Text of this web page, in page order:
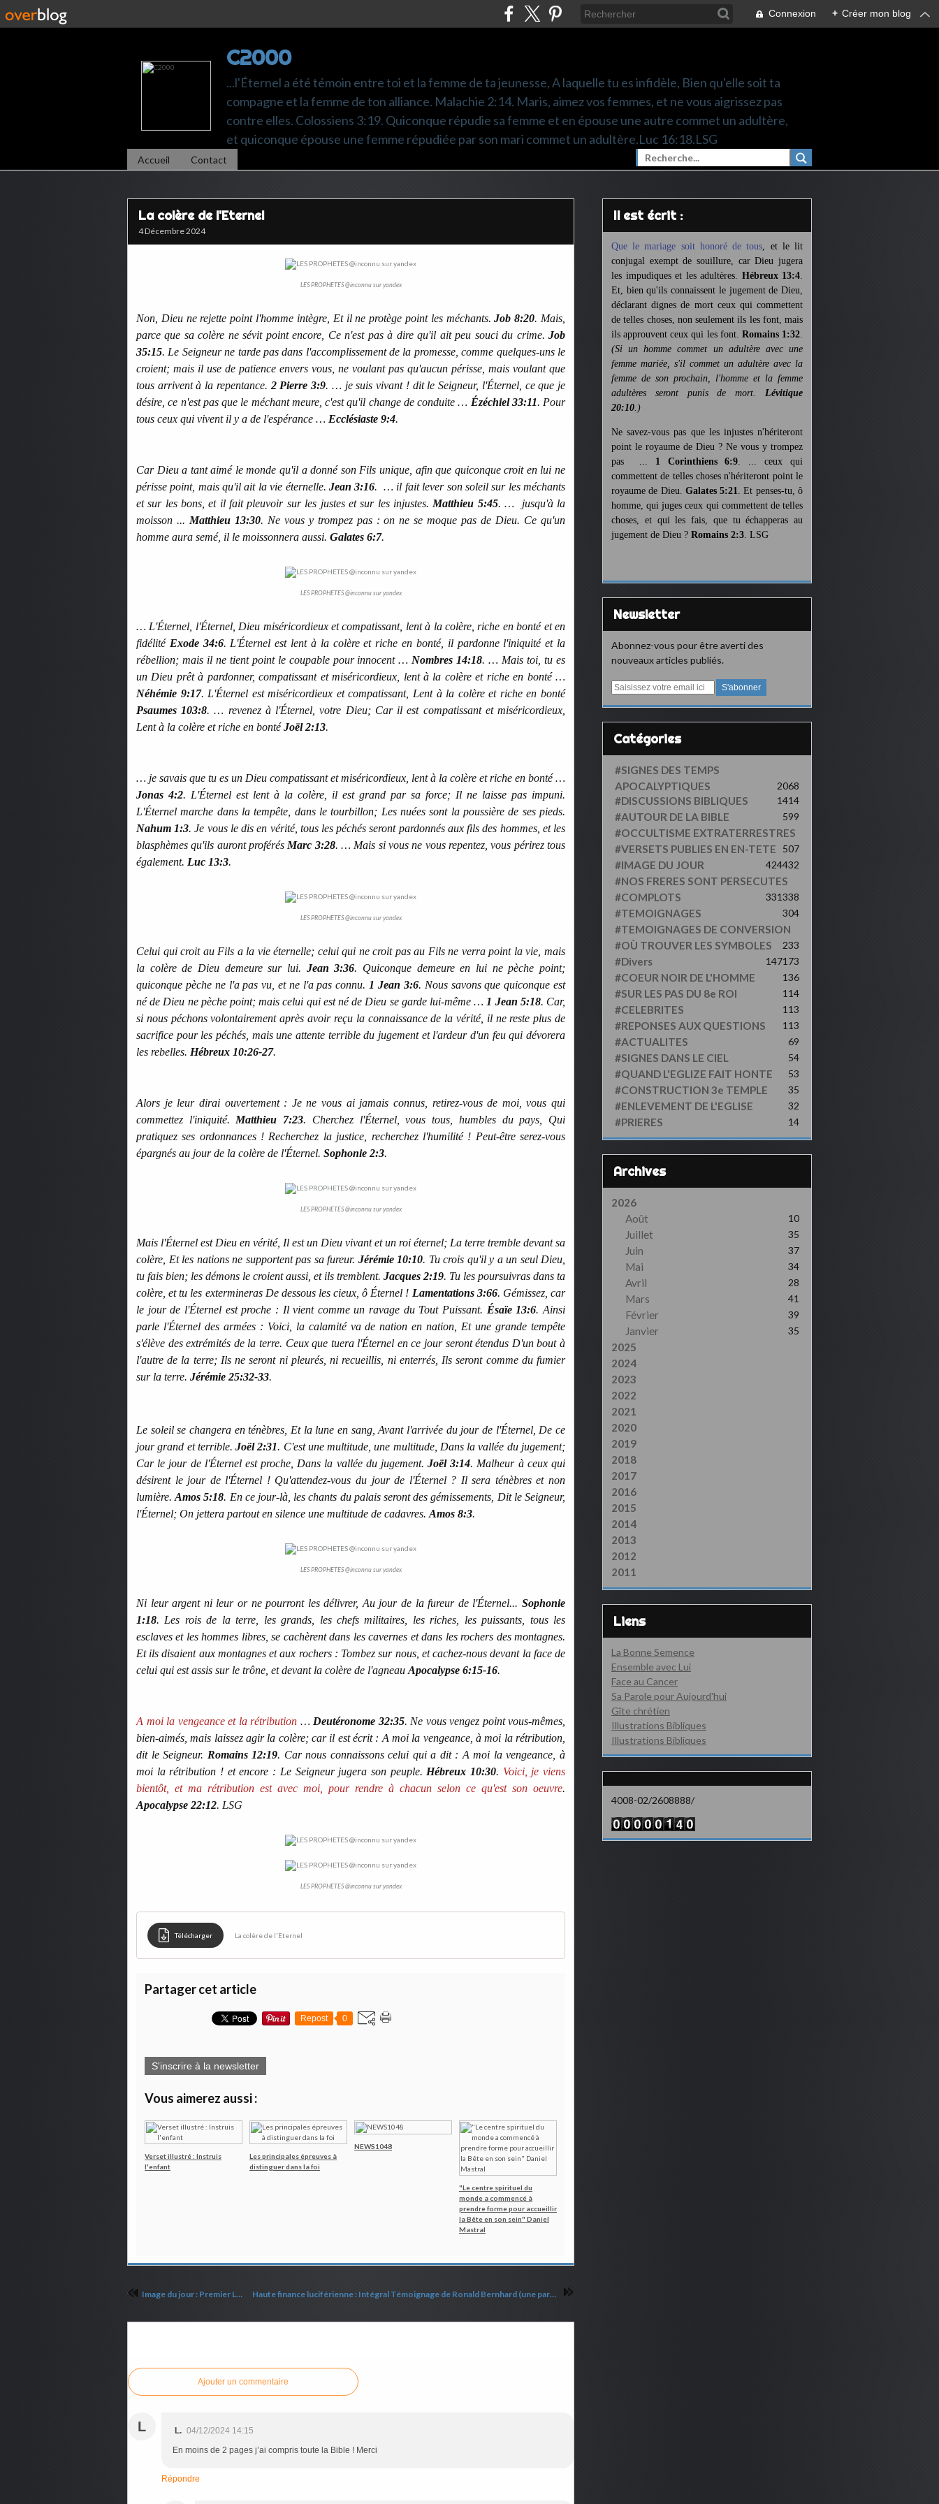
Connexion + Créer mon blog
C2000
...l'Éternel a été témoin entre toi et la femme de ta jeunesse, A laquelle tu es infidèle, Bien qu'elle soit ta
compagne et la femme de ton alliance. Malachie 2:14. Maris, aimez vos femmes, et ne vous aigrissez pas
contre elles. Colossiens 3:19. Quiconque répudie sa femme et en épouse une autre commet un adultère,
et quiconque épouse une femme répudiée par son mari commet un adultère.Luc 16:18.LSG
Accueil Contact
La colère de l'Eternel
4 Décembre 2024
LES PROPHETES @inconnu sur yandex
Non, Dieu ne rejette point l'homme intègre, Et il ne protège point les méchants.Job 8:20. Mais,
parce que sa colère ne sévit point encore, Ce n'est pas à dire qu'il ait peu souci du crime. Job
35:15. Le Seigneur ne tarde pas dans l'accomplissement de la promesse, comme quelques-uns le
croient; mais il use de patience envers vous, ne voulant pas qu'aucun périsse, mais voulant que
tous arrivent à la repentance. 2 Pierre 3:9. … je suis vivant ! dit le Seigneur, l'Éternel, ce que je
désire, ce n'est pas que le méchant meure, c'est qu'il change de conduite … Ézéchiel 33:11. Pour
tous ceux qui vivent il y a de l'espérance … Ecclésiaste 9:4.
Car Dieu a tant aimé le monde qu'il a donné son Fils unique, afin que quiconque croit en lui ne
périsse point, mais qu'il ait la vie éternelle. Jean 3:16. … il fait lever son soleil sur les méchants
et sur les bons, et il fait pleuvoir sur les justes et sur les injustes. Matthieu 5:45. … jusqu'à la
moisson ... Matthieu 13:30. Ne vous y trompez pas : on ne se moque pas de Dieu. Ce qu'un
homme aura semé, il le moissonnera aussi. Galates 6:7.
LES PROPHETES @inconnu sur yandex
… L'Éternel, l'Éternel, Dieu miséricordieux et compatissant, lent à la colère, riche en bonté et en
fidélité Exode 34:6. L'Éternel est lent à la colère et riche en bonté, il pardonne l'iniquité et la
rébellion; mais il ne tient point le coupable pour innocent … Nombres 14:18. … Mais toi, tu es
un Dieu prêt à pardonner, compatissant et miséricordieux, lent à la colère et riche en bonté …
Néhémie 9:17. L'Éternel est miséricordieux et compatissant, Lent à la colère et riche en bonté
Psaumes 103:8. … revenez à l'Éternel, votre Dieu; Car il est compatissant et miséricordieux,
Lent à la colère et riche en bontéJoël 2:13.
… je savais que tu es un Dieu compatissant et miséricordieux, lent à la colère et riche en bonté …
Jonas 4:2. L'Éternel est lent à la colère, il est grand par sa force; Il ne laisse pas impuni.
L'Éternel marche dans la tempête, dans le tourbillon; Les nuées sont la poussière de ses pieds.
Nahum 1:3. Je vous le dis en vérité, tous les péchés seront pardonnés aux fils des hommes, et les
blasphèmes qu'ils auront proférés Marc 3:28. … Mais si vous ne vous repentez, vous périrez tous
également. Luc 13:3.
LES PROPHETES @inconnu sur yandex
Celui qui croit au Fils a la vie éternelle; celui qui ne croit pas au Fils ne verra point la vie, mais
la colère de Dieu demeure sur lui. Jean 3:36. Quiconque demeure en lui ne pèche point;
quiconque pèche ne l'a pas vu, et ne l'a pas connu. 1 Jean 3:6. Nous savons que quiconque est
né de Dieu ne pèche point; mais celui qui est né de Dieu se garde lui-même … 1 Jean 5:18. Car,
si nous péchons volontairement après avoir reçu la connaissance de la vérité, il ne reste plus de
sacrifice pour les péchés, mais une attente terrible du jugement et l'ardeur d'un feu qui dévorera
les rebelles. Hébreux 10:26-27.
Alors je leur dirai ouvertement : Je ne vous ai jamais connus, retirez-vous de moi, vous qui
commettez l'iniquité. Matthieu 7:23. Cherchez l'Éternel, vous tous, humbles du pays, Qui
pratiquez ses ordonnances ! Recherchez la justice, recherchez l'humilité ! Peut-être serez-vous
épargnés au jour de la colère de l'Éternel. Sophonie 2:3.
LES PROPHETES @inconnu sur yandex
Mais l'Éternel est Dieu en vérité, Il est un Dieu vivant et un roi éternel; La terre tremble devant sa
colère, Et les nations ne supportent pas sa fureur. Jérémie 10:10. Tu crois qu'il y a un seul Dieu,
tu fais bien; les démons le croient aussi, et ils tremblent. Jacques 2:19. Tu les poursuivras dans ta
colère, et tu les extermineras De dessous les cieux, ô Éternel ! Lamentations 3:66. Gémissez, car
le jour de l'Éternel est proche : Il vient comme un ravage du Tout Puissant. Ésaïe 13:6. Ainsi
parle l'Éternel des armées : Voici, la calamité va de nation en nation, Et une grande tempête
s'élève des extrémités de la terre. Ceux que tuera l'Éternel en ce jour seront étendus D'un bout à
l'autre de la terre; Ils ne seront ni pleurés, ni recueillis, ni enterrés, Ils seront comme du fumier
sur la terre. Jérémie 25:32-33.
Le soleil se changera en ténèbres, Et la lune en sang, Avant l'arrivée du jour de l'Éternel, De ce
jour grand et terrible.Joël 2:31. C'est une multitude, une multitude, Dans la vallée du jugement;
Car le jour de l'Éternel est proche, Dans la vallée du jugement.Joël 3:14. Malheur à ceux qui
désirent le jour de l'Éternel ! Qu'attendez-vous du jour de l'Éternel ? Il sera ténèbres et non
lumière.Amos 5:18. En ce jour-là, les chants du palais seront des gémissements, Dit le Seigneur,
l'Éternel; On jettera partout en silence une multitude de cadavres. Amos 8:3.
LES PROPHETES @inconnu sur yandex
Ni leur argent ni leur or ne pourront les délivrer, Au jour de la fureur de l'Éternel... Sophonie
1:18. Les rois de la terre, les grands, les chefs militaires, les riches, les puissants, tous les
esclaves et les hommes libres, se cachèrent dans les cavernes et dans les rochers des montagnes.
Et ils disaient aux montagnes et aux rochers : Tombez sur nous, et cachez-nous devant la face de
celui qui est assis sur le trône, et devant la colère de l'agneau Apocalypse 6:15-16.
A moi la vengeance et la rétribution … Deutéronome 32:35. Ne vous vengez point vous-mêmes,
bien-aimés, mais laissez agir la colère; car il est écrit : A moi la vengeance, à moi la rétribution,
dit le Seigneur. Romains 12:19. Car nous connaissons celui qui a dit : A moi la vengeance, à
moi la rétribution ! et encore : Le Seigneur jugera son peuple. Hébreux 10:30. Voici, je viens
bientôt, et ma rétribution est avec moi, pour rendre à chacun selon ce qu'est son oeuvre.
Apocalypse 22:12. LSG
LES PROPHETES @inconnu sur yandex
Télécharger La colère de l'Eternel
Partager cet article
Repost 0
S'inscrire à la newsletter
Vous aimerez aussi :
Verset illustré : Instruis
l'enfant
Les principales épreuves à
distinguer dans la foi
NEWS1048
"Le centre spirituel du
monde a commencé à
prendre forme pour accueillir
la Bête en son sein" Daniel
Mastral
Image du jour : Premier League versus Jésus Haute finance luciférienne : Intégral Témoignage de Ronald Bernhard (une partie retranscrite et vidéos sous-titrées en français)
Ajouter un commentaire
L L. 04/12/2024 14:15
En moins de 2 pages j’ai compris toute la Bible ! Merci
Répondre
Il est écrit :
Que le mariage soit honoré de tous, et le lit
conjugal exempt de souillure, car Dieu jugera
les impudiques et les adultères. Hébreux 13:4.
Et, bien qu'ils connaissent le jugement de Dieu,
déclarant dignes de mort ceux qui commettent
de telles choses, non seulement ils les font, mais
ils approuvent ceux qui les font. Romains 1:32.
(Si un homme commet un adultère avec une
femme mariée, s'il commet un adultère avec la
femme de son prochain, l'homme et la femme
adultères seront punis de mort. Lévitique
20:10.)
Ne savez-vous pas que les injustes n'hériteront
point le royaume de Dieu ? Ne vous y trompez
pas ... 1 Corinthiens 6:9. ... ceux qui
commettent de telles choses n'hériteront point le
royaume de Dieu. Galates 5:21. Et penses-tu, ô
homme, qui juges ceux qui commettent de telles
choses, et qui les fais, que tu échapperas au
jugement de Dieu ? Romains 2:3. LSG
Newsletter
Abonnez-vous pour être averti des
nouveaux articles publiés.
E
a
i
Catégories
#SIGNES DES TEMPS
APOCALYPTIQUES 2068
#DISCUSSIONS BIBLIQUES 1414
#AUTOUR DE LA BIBLE 599
#OCCULTISME EXTRATERRESTRES
507
#VERSETS PUBLIES EN EN-TETE
432
#IMAGE DU JOUR 424
#NOS FRERES SONT PERSECUTES
338
#COMPLOTS 331
#TEMOIGNAGES 304
#TEMOIGNAGES DE CONVERSION
233
#OÙ TROUVER LES SYMBOLES
173
#Divers 147
#COEUR NOIR DE L'HOMME 136
#SUR LES PAS DU 8e ROI 114
#CELEBRITES 113
#REPONSES AUX QUESTIONS 113
#ACTUALITES 69
#SIGNES DANS LE CIEL 54
#QUAND L'EGLIZE FAIT HONTE 53
#CONSTRUCTION 3e TEMPLE 35
#ENLEVEMENT DE L'EGLISE 32
#PRIERES 14
Archives
2026
Août
10
Juillet 35
Juin 37
Mai 34
Avril 28
Mars 41
Février 39
Janvier 35
2025
2024
2023
2022
2021
2020
2019
2018
2017
2016
2015
2014
2013
2012
2011
Liens
La Bonne Semence
Ensemble avec Lui
Face au Cancer
Sa Parole pour Aujourd'hui
Gîte chrétien
Illustrations Bibliques
Illustrations Bibliques
4008-02/2608888/